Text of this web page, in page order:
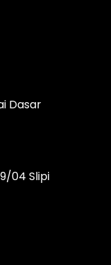
Dasar
04 Slipi